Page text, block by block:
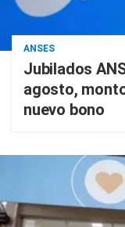
ANSES
Jubilados
agosto,
nuevo bono